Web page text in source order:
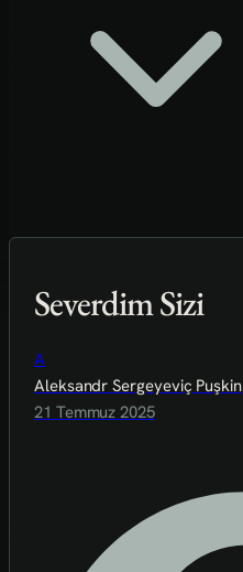
Severdim Sizi
A
Aleksandr Sergeyeviç Puşkin
21 Temmuz 2025